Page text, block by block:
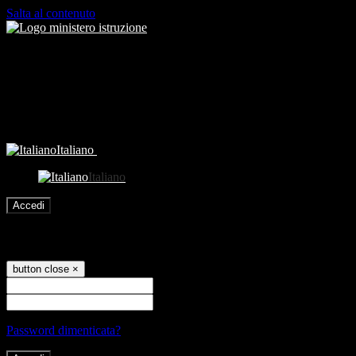
Salta al contenuto
Italiano
Italiano
Accedi
button close ×
Password dimenticata?